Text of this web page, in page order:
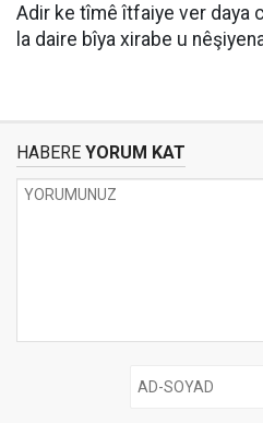
Adir ke tîmê îtfaiye ver daya
la daire bîya xirabe u
HABERE YORUM KAT